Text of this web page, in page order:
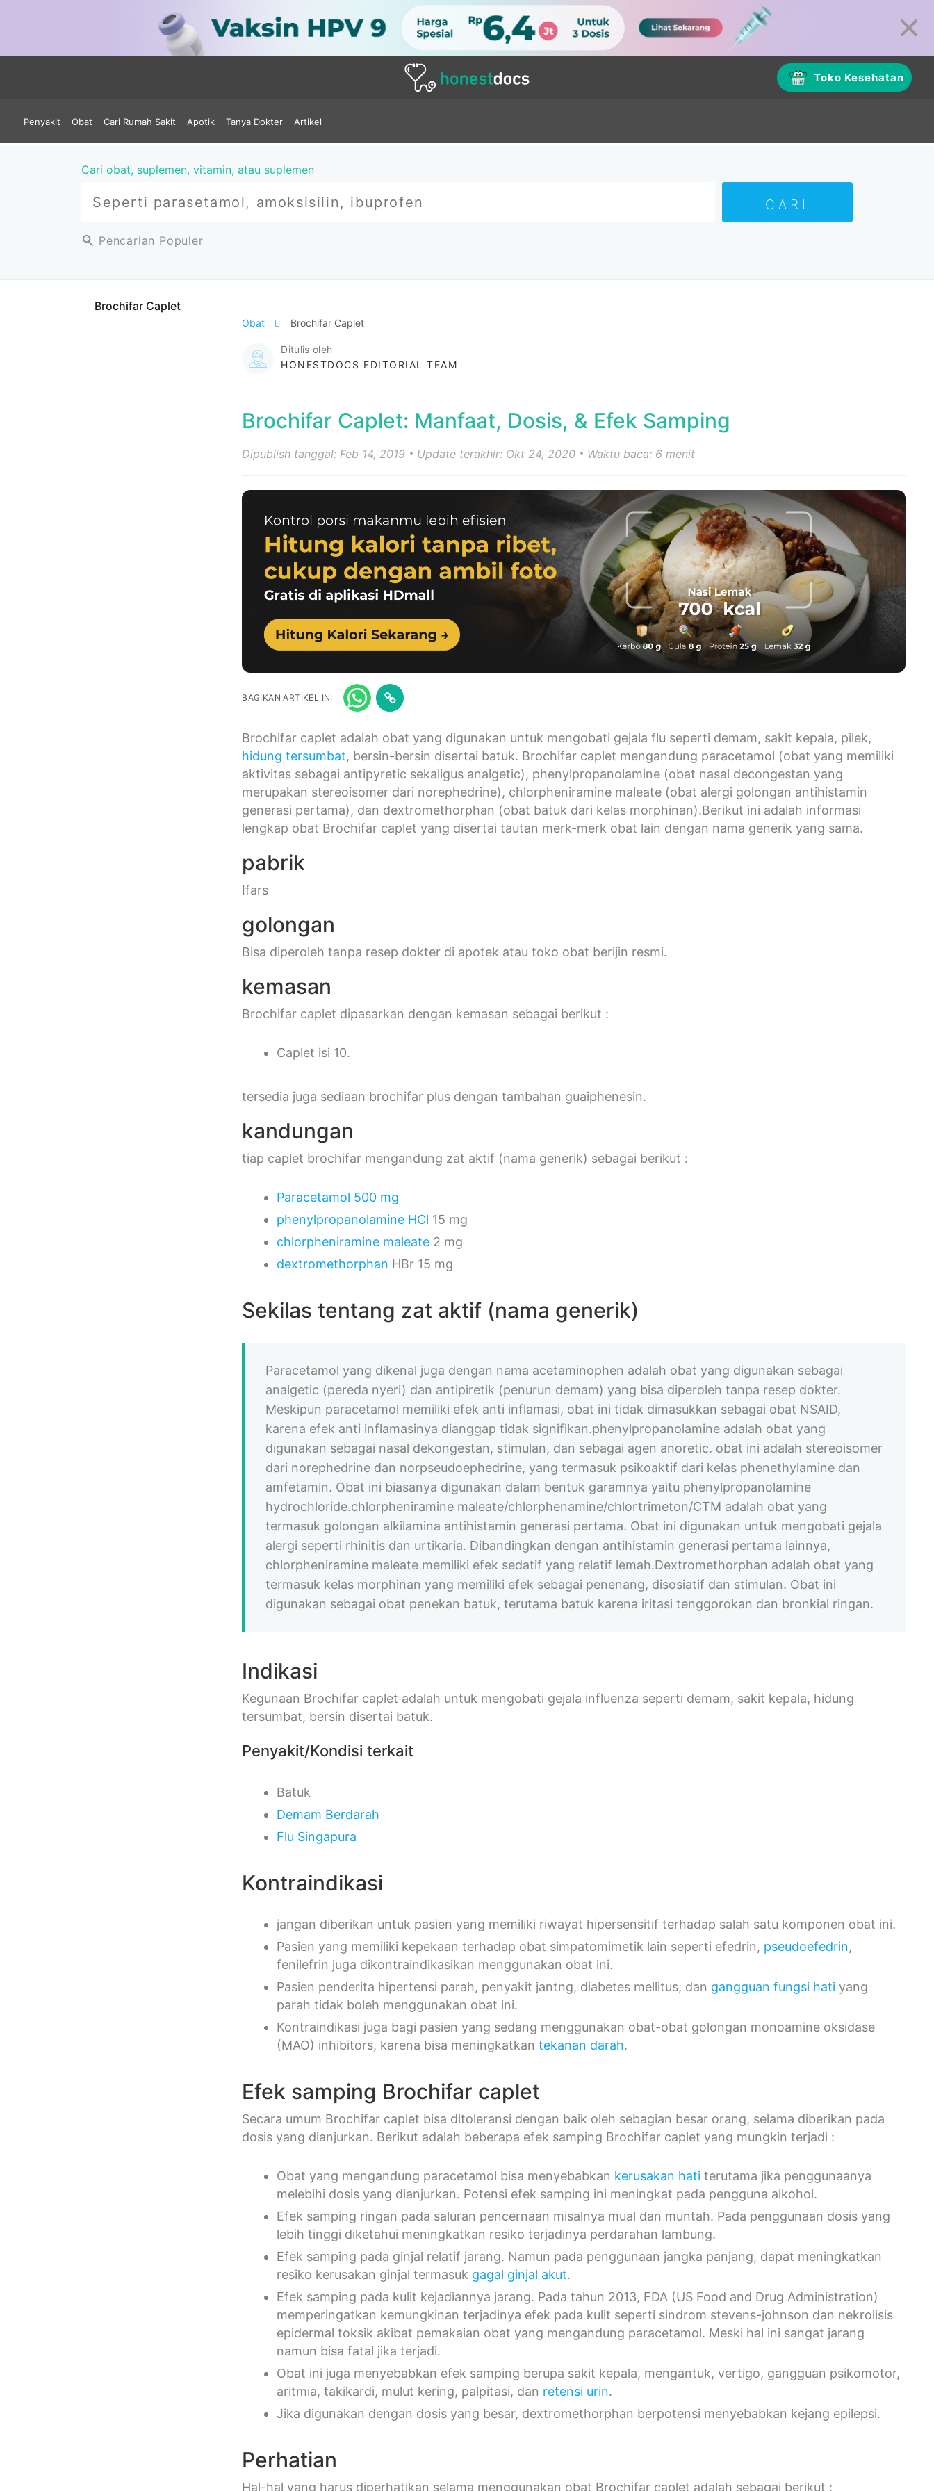
Toko Kesehatan
Penyakit Obat Cari Rumah Sakit Apotik Tanya Dokter Artikel
Cari obat, suplemen, vitamin, atau suplemen
Pencarian Populer
Brochifar Caplet
Obat Brochifar Caplet
Ditulis oleh
HONESTDOCS EDITORIAL TEAM
Brochifar Caplet: Manfaat, Dosis, & Efek Samping
Dipublish tanggal: Feb 14, 2019 Update terakhir: Okt 24, 2020 Waktu baca: 6 menit
BAGIKAN ARTIKEL INI
Brochifar caplet adalah obat yang digunakan untuk mengobati gejala flu seperti demam, sakit kepala, pilek,
hidung tersumbat, bersin-bersin disertai batuk. Brochifar caplet mengandung paracetamol (obat yang memiliki
aktivitas sebagai antipyretic sekaligus analgetic), phenylpropanolamine (obat nasal decongestan yang
merupakan stereoisomer dari norephedrine), chlorpheniramine maleate (obat alergi golongan antihistamin
generasi pertama), dan dextromethorphan (obat batuk dari kelas morphinan).Berikut ini adalah informasi
lengkap obat Brochifar caplet yang disertai tautan merk-merk obat lain dengan nama generik yang sama.
pabrik
Ifars
golongan
Bisa diperoleh tanpa resep dokter di apotek atau toko obat berijin resmi.
kemasan
Brochifar caplet dipasarkan dengan kemasan sebagai berikut :
Caplet isi 10.
tersedia juga sediaan brochifar plus dengan tambahan guaiphenesin.
kandungan
tiap caplet brochifar mengandung zat aktif (nama generik) sebagai berikut :
Paracetamol 500 mg
phenylpropanolamine HCl 15 mg
chlorpheniramine maleate 2 mg
dextromethorphan HBr 15 mg
Sekilas tentang zat aktif (nama generik)
Paracetamol yang dikenal juga dengan nama acetaminophen adalah obat yang digunakan sebagai
analgetic (pereda nyeri) dan antipiretik (penurun demam) yang bisa diperoleh tanpa resep dokter.
Meskipun paracetamol memiliki efek anti inflamasi, obat ini tidak dimasukkan sebagai obat NSAID,
karena efek anti inflamasinya dianggap tidak signifikan.phenylpropanolamine adalah obat yang
digunakan sebagai nasal dekongestan, stimulan, dan sebagai agen anoretic. obat ini adalah stereoisomer
dari norephedrine dan norpseudoephedrine, yang termasuk psikoaktif dari kelas phenethylamine dan
amfetamin. Obat ini biasanya digunakan dalam bentuk garamnya yaitu phenylpropanolamine
hydrochloride.chlorpheniramine maleate/chlorphenamine/chlortrimeton/CTM adalah obat yang
termasuk golongan alkilamina antihistamin generasi pertama. Obat ini digunakan untuk mengobati gejala
alergi seperti rhinitis dan urtikaria. Dibandingkan dengan antihistamin generasi pertama lainnya,
chlorpheniramine maleate memiliki efek sedatif yang relatif lemah.Dextromethorphan adalah obat yang
termasuk kelas morphinan yang memiliki efek sebagai penenang, disosiatif dan stimulan. Obat ini
digunakan sebagai obat penekan batuk, terutama batuk karena iritasi tenggorokan dan bronkial ringan.
Indikasi
Kegunaan Brochifar caplet adalah untuk mengobati gejala influenza seperti demam, sakit kepala, hidung
tersumbat, bersin disertai batuk.
Penyakit/Kondisi terkait
Batuk
Demam Berdarah
Flu Singapura
Kontraindikasi
jangan diberikan untuk pasien yang memiliki riwayat hipersensitif terhadap salah satu komponen obat ini.
Pasien yang memiliki kepekaan terhadap obat simpatomimetik lain seperti efedrin, pseudoefedrin,
fenilefrin juga dikontraindikasikan menggunakan obat ini.
Pasien penderita hipertensi parah, penyakit jantng, diabetes mellitus, dan gangguan fungsi hati yang
parah tidak boleh menggunakan obat ini.
Kontraindikasi juga bagi pasien yang sedang menggunakan obat-obat golongan monoamine oksidase
(MAO) inhibitors, karena bisa meningkatkantekanan darah.
Efek samping Brochifar caplet
Secara umum Brochifar caplet bisa ditoleransi dengan baik oleh sebagian besar orang, selama diberikan pada
dosis yang dianjurkan. Berikut adalah beberapa efek samping Brochifar caplet yang mungkin terjadi :
Obat yang mengandung paracetamol bisa menyebabkan kerusakan hati terutama jika penggunaanya
melebihi dosis yang dianjurkan. Potensi efek samping ini meningkat pada pengguna alkohol.
Efek samping ringan pada saluran pencernaan misalnya mual dan muntah. Pada penggunaan dosis yang
lebih tinggi diketahui meningkatkan resiko terjadinya perdarahan lambung.
Efek samping pada ginjal relatif jarang. Namun pada penggunaan jangka panjang, dapat meningkatkan
resiko kerusakan ginjal termasuk gagal ginjal akut.
Efek samping pada kulit kejadiannya jarang. Pada tahun 2013, FDA (US Food and Drug Administration)
memperingatkan kemungkinan terjadinya efek pada kulit seperti sindrom stevens-johnson dan nekrolisis
epidermal toksik akibat pemakaian obat yang mengandung paracetamol. Meski hal ini sangat jarang
namun bisa fatal jika terjadi.
Obat ini juga menyebabkan efek samping berupa sakit kepala, mengantuk, vertigo, gangguan psikomotor,
aritmia, takikardi, mulut kering, palpitasi, dan retensi urin.
Jika digunakan dengan dosis yang besar, dextromethorphan berpotensi menyebabkan kejang epilepsi.
Perhatian
Hal-hal yang harus diperhatikan selama menggunakan obat Brochifar caplet adalah sebagai berikut :